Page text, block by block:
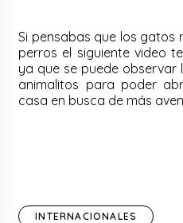
Si pensabas que los gatos
perros el siguiente video
ya que se puede
animalitos para poder
casa en busca de más
INTERNACIONALES